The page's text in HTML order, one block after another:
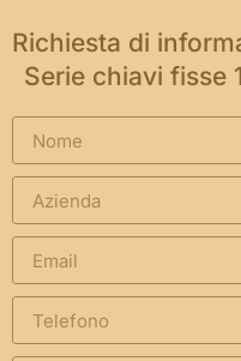
Richiesta di
Serie chiavi fisse